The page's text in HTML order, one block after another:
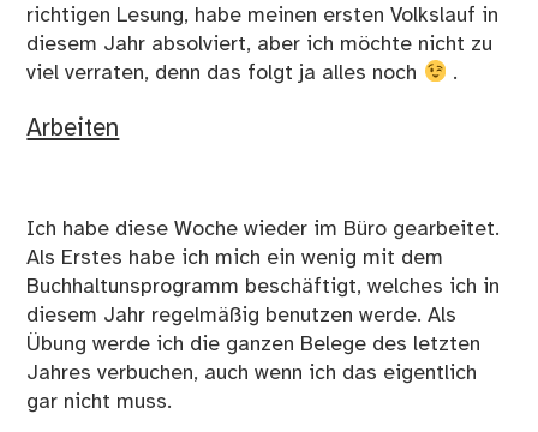
richtigen Lesung, habe meinen ersten Volkslauf in
diesem Jahr absolviert, aber ich möchte nicht zu
viel verraten, denn das folgt ja alles noch
.
Arbeiten
Ich habe diese Woche wieder im Büro gearbeitet.
Als Erstes habe ich mich ein wenig mit dem
Buchhaltunsprogramm beschäftigt, welches ich in
diesem Jahr regelmäßig benutzen werde. Als
Übung werde ich die ganzen Belege des letzten
Jahres verbuchen, auch wenn ich das eigentlich
gar nicht muss.